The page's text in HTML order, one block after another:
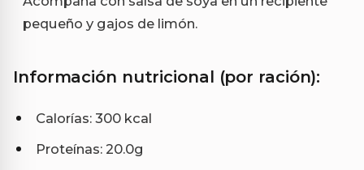
pequeño y gajos de limón.
Información nutricional (por ración):
Calorías: 300 kcal
Proteínas: 20.0g